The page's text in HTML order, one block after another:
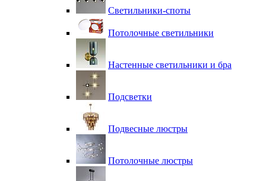
Светильники-споты
Потолочные светильники
Настенные светильники и бра
Подсветки
Подвесные люстры
Потолочные люстры